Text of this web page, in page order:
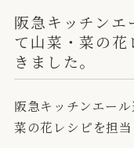
阪急キッチン
て山菜・菜の
きました。
阪急キッチンエー
菜の花レシピを担